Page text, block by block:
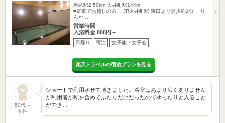
馬込駅2.50km 大井町駅144m
■電車でお越しの方 ・JR大井町駅 東口より徒歩約1分 ・り
んか…
営業時間
入浴料金 800円～
日帰り 宿泊 女子旅・女子会
楽天トラベルの宿泊プランを見る
50代～
女性
ショートで利用させて頂きました。浴室はあまり広くありません
が利用者が私を含めてふたりだけだったのでゆったりと入ること
ができ…